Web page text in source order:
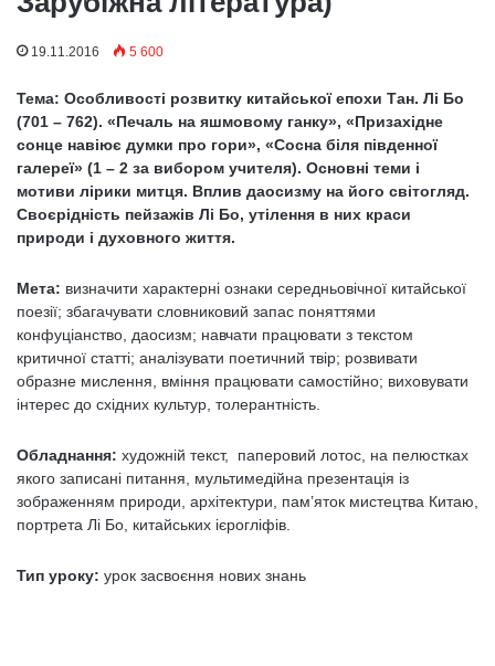
19.11.2016 5 600
Тема: Особливості розвитку китайської епохи Тан. Лі Бо
(701 – 762). «Печаль на яшмовому ганку», «Призахідне
сонце навіює думки про гори», «Сосна біля південної
галереї» (1 – 2 за вибором учителя). Основні теми і
мотиви лірики митця. Вплив даосизму на його світогляд.
Своєрідність пейзажів Лі Бо, утілення в них краси
природи і духовного життя.
Мета: визначити характерні ознаки середньовічної китайської
поезії; збагачувати словниковий запас поняттями
конфуціанство, даосизм; навчати працювати з текстом
критичної статті; аналізувати поетичний твір; розвивати
образне мислення, вміння працювати самостійно; виховувати
інтерес до східних культур, толерантність.
Обладнання: художній текст, паперовий лотос, на пелюстках
якого записані питання, мультимедійна презентація із
зображенням природи, архітектури, пам’яток мистецтва Китаю,
портрета Лі Бо, китайських ієрогліфів.
Тип уроку: урок засвоєння нових знань